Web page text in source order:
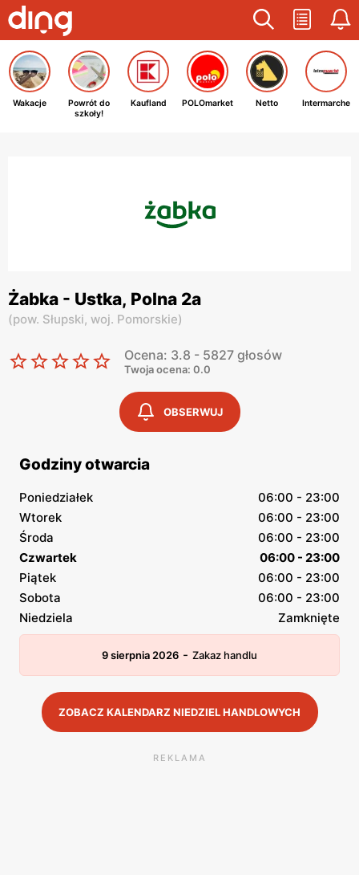
Wakacje
Powrót do
szkoły!
Kaufland POLOmarket Netto Intermarche
Żabka - Ustka, Polna 2a
(pow. Słupski, woj. Pomorskie)
Ocena: 3.8 - 5827 głosów
Twoja ocena: 0.0
OBSERWUJ
Godziny otwarcia
Poniedziałek
06:00 - 23:00
Wtorek
06:00 - 23:00
Środa
06:00 - 23:00
Czwartek
06:00 - 23:00
Piątek
06:00 - 23:00
Sobota
06:00 - 23:00
Niedziela
Zamknięte
9 sierpnia 2026 - Zakaz handlu
ZOBACZ KALENDARZ NIEDZIEL HANDLOWYCH
REKLAMA